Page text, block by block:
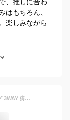
、推しに合わ
はもちろん、
楽しみながら
★即納あり★ 痛バッグ ショルダー ミニ バッグ 3WAY 痛バ 推し活 見せバッグ ガールズ ぬいぐるみ 透明 ポーチ 可愛い 缶バッジ 斜めがけ トートバッグ スモール PVC 軽量 ビニール おしゃれ 23*23*5cm BAG02